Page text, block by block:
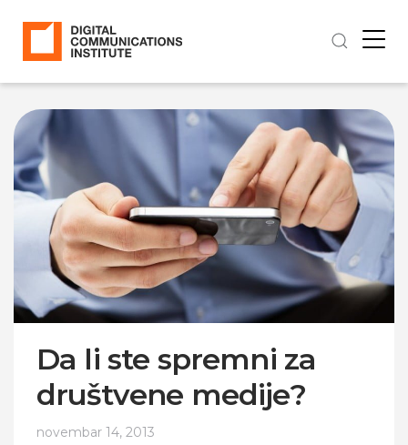
Da li ste spremni za
društvene medije?
novembar 14, 2013